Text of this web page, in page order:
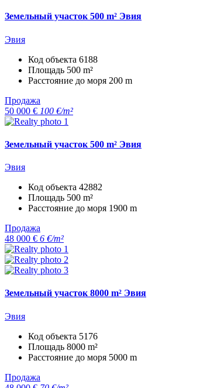
Земельный участок 500 m² Эвия
Эвия
Код объекта 6188
Площадь 500 m²
Расстояние до моря 200 m
Продажа
50 000 € 100 €/m²
Земельный участок 500 m² Эвия
Эвия
Код объекта 42882
Площадь 500 m²
Расстояние до моря 1900 m
Продажа
48 000 € 6 €/m²
Земельный участок 8000 m² Эвия
Эвия
Код объекта 5176
Площадь 8000 m²
Расстояние до моря 5000 m
Продажа